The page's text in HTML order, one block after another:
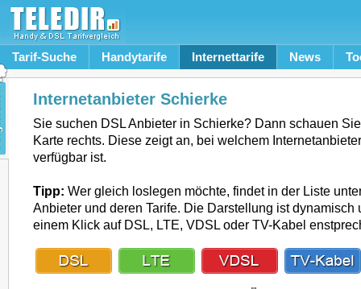
Tarif-Suche Handytarife Internettarife News
Internetanbieter Schierke
Sie suchen DSL Anbieter in Schierke? Dann schauen
Karte rechts. Diese zeigt an, bei welchem
verfügbar ist.
Tipp: Wer gleich loslegen möchte, findet in der Liste
Anbieter und deren Tarife. Die Darstellung ist dynamisch
einem Klick auf DSL, LTE, VDSL oder TV-Kabel